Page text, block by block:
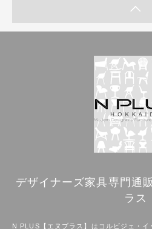
デザイナーズ家具専門通
ラス
N PLUS【エヌプラス】はコルビジェ・